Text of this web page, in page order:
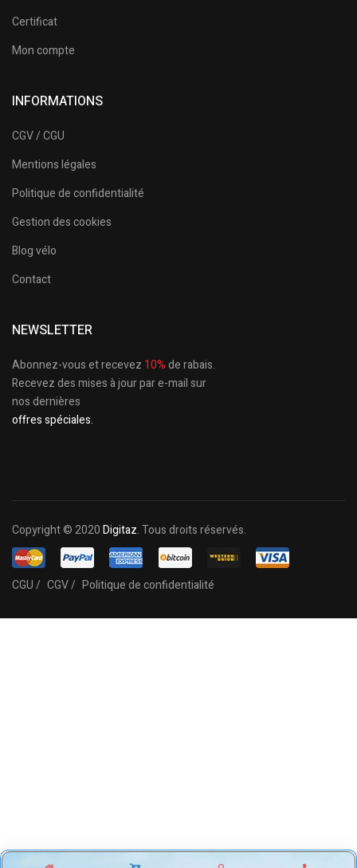
Certificat
Mon compte
INFORMATIONS
CGV / CGU
Mentions légales
Politique de confidentialité
Gestion des cookies
Blog vélo
Contact
NEWSLETTER
Abonnez-vous et recevez 10%de rabais.
Recevez des mises à jour par e-mail sur
nos dernières
offres spéciales.
Copyright © 2020Digitaz. Tous droits réservés.
CGU / CGV / Politique de confidentialité